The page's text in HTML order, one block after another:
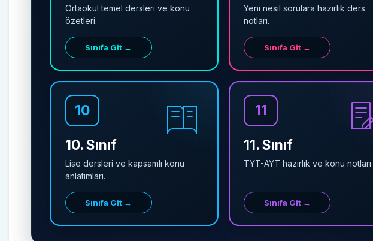
Ortaokul temel dersleri ve konu
özetleri.
Sınıfa Git →
Yeni nesil sorulara hazırlık ders
notları.
Sınıfa Git →
10
10. Sınıf
Lise dersleri ve kapsamlı konu
anlatımları.
Sınıfa Git →
11
11. Sınıf
TYT-AYT hazırlık ve konu notları.
Sınıfa Git →